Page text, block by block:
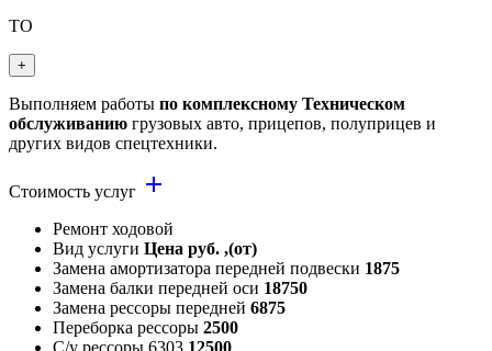
ТО
+
Выполняем работы по комплексному Техническом
обслуживанию грузовых авто, прицепов, полуприцев и
других видов спецтехники.
Стоимость услуг add
Ремонт ходовой
Вид услуги Цена руб. ,(от)
Замена амортизатора передней подвески 1875
Замена балки передней оси 18750
Замена рессоры передней 6875
Переборка рессоры 2500